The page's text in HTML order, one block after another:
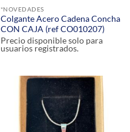
*NOVEDADES
Colgante Acero Cadena Concha
CON CAJA (ref CO010207)
Precio disponible solo para
usuarios registrados.